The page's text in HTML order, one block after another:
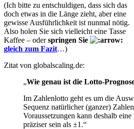
(Ich bitte zu entschuldigen, dass sich das
doch etwas in die Länge zieht, aber eine
gewisse Ausführlichkeit ist nunmal nötig.
Also holen Sie sich vielleicht eine Tasse
Kaffee – oderspringen Sie
gleich zum Fazit…)
Zitat von globalscaling.de:
„Wie genau ist die Lotto-
Im Zahlenlotto geht es um die
Sequenz natürlicher (ganzer)
Voraussetzungen kann deshalb
präziser sein als ±1.“